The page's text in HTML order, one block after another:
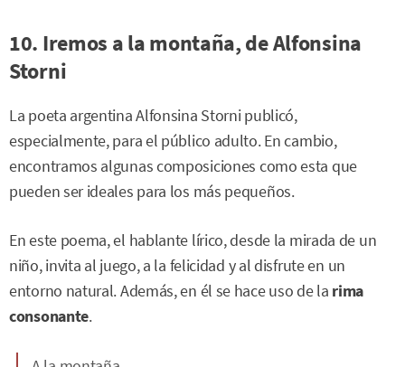
10. Iremos a la montaña, de Alfonsina
Storni
La poeta argentina Alfonsina Storni publicó,
especialmente, para el público adulto. En cambio,
encontramos algunas composiciones como esta que
pueden ser ideales para los más pequeños.
En este poema, el hablante lírico, desde la mirada de un
niño, invita al juego, a la felicidad y al disfrute en un
entorno natural. Además, en él se hace uso de la rima
consonante.